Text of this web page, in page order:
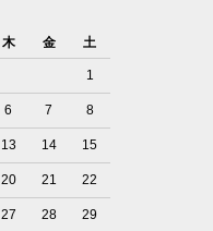
木 金 土
1
6 7 8
13 14 15
20 21 22
27 28 29